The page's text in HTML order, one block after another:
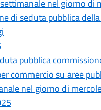
nel giorno di
di seduta pubblica
pubblica
commercio su aree
nel giorno di